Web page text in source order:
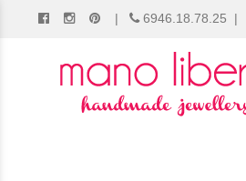
| 6946.18.78.25 |